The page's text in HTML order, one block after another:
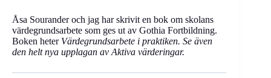
Åsa Sourander och jag har skrivit en bok om skolans
värdegrundsarbete som ges ut av Gothia Fortbildning.
Boken heter Värdegrundsarbete i praktiken. Se även
den helt nya upplagan av Aktiva värderingar.